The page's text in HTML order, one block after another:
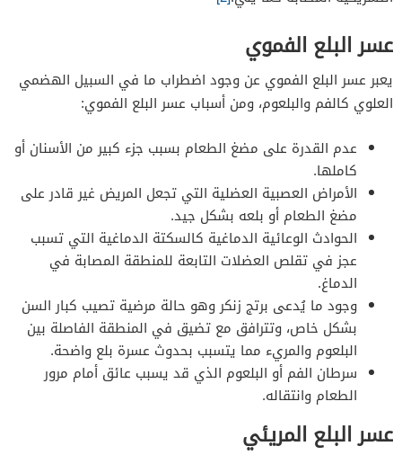
عسر البلع الفموي
يعبر عسر البلع الفموي عن وجود اضطراب ما في السبيل الهضمي
العلوي كالفم والبلعوم، ومن أسباب عسر البلع الفموي:
عدم القدرة على مضغ الطعام بسبب جزء كبير من الأسنان أو
كاملها.
الأمراض العصبية العضلية التي تجعل المريض غير قادر على
مضغ الطعام أو بلعه بشكل جيد.
الحوادث الوعائية الدماغية كالسكتة الدماغية التي تسبب
عجز في تقلص العضلات التابعة للمنطقة المصابة في
الدماغ.
وجود ما يُدعى برتج زنكر وهو حالة مرضية تصيب كبار السن
بشكل خاص، وتترافق مع تضيق في المنطقة الفاصلة بين
البلعوم والمريء مما يتسبب بحدوث عسرة بلع واضحة.
سرطان الفم أو البلعوم الذي قد يسبب عائق أمام مرور
الطعام وانتقاله.
عسر البلع المريئي